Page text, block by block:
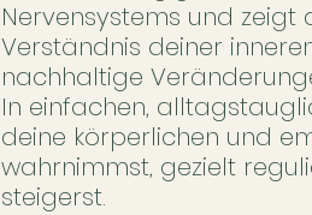
Nervensystems und zeigt
Verständnis deiner
nachhaltige
In einfachen,
deine körperlichen und
wahrnimmst, gezielt
steigerst.